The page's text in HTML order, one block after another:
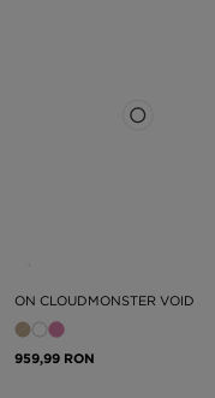
ON CLOUDMONSTER VOID
959,99 RON